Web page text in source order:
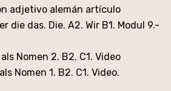
adjetivo alemán artículo
die das. Die. A2. Wir B1. Modul 9.-
Nomen 2. B2. C1. Video
Nomen 1. B2. C1. Video.